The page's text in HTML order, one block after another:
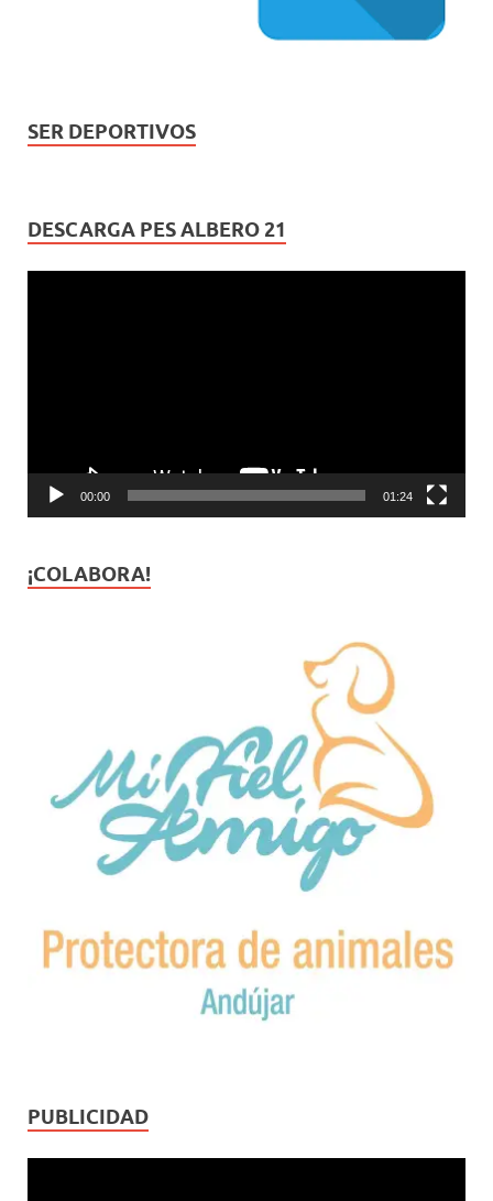
SER DEPORTIVOS
DESCARGA PES ALBERO 21
00:00 01:24
¡COLABORA!
PUBLICIDAD